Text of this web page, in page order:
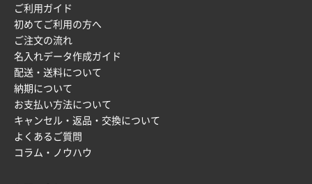
神奈川県S社様
ワンポイント箔押し紙袋 M横サイズ(A4対応)
枚
2025年12月16日 10:39
短納期対応が素晴らしい
富山県O社様
uni ジェットストリーム 07
2025年12月09日 14:04
安い、早い
ご利用ガイド
初めてご利用の方へ
ご注文の流れ
名入れデータ作成ガイド
配送・送料について
納期について
お支払い方法について
キャンセル・返品・交換について
よくあるご質問
コラム・ノウハウ